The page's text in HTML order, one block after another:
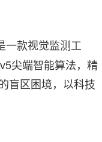
一款视觉监测工
尖端智能算法，精
盲区困境，以科技